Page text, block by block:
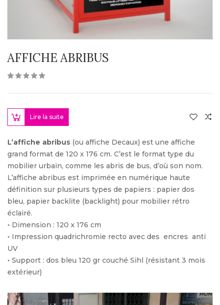
AFFICHE ABRIBUS
Lire la suite
L’affiche abribus (ou affiche Decaux) est une affiche
grand format de 120 x 176 cm. C’est le format type du
mobilier urbain, comme les abris de bus, d’où son nom.
L’affiche abribus est imprimée en numérique haute
définition sur plusieurs types de papiers : papier dos
bleu, papier backlite (backlight) pour mobilier rétro
éclairé.
• Dimension : 120 x 176 cm
• Impression quadrichromie recto avec des encres anti
UV
• Support : dos bleu 120 gr couché Sihl (résistant 3 mois
extérieur)